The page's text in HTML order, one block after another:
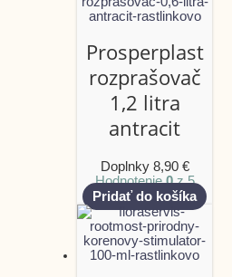
Prosperplast
rozprašovač
1,2 litra
antracit
Doplnky 8,90 €
Hodnotenie0z 5
Pridať do košíka